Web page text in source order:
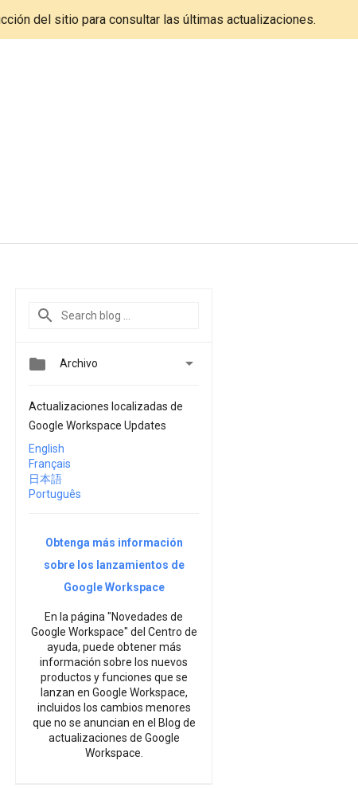
del sitio para consultar las últimas actualizaciones.
 Archivo 
Actualizaciones localizadas de
Google Workspace Updates
English
Français
日本語
Português
Obtenga más información
sobre los lanzamientos de
Google Workspace
En la página "Novedades de
Google Workspace" del Centro de
ayuda, puede obtener más
información sobre los nuevos
productos y funciones que se
lanzan en Google Workspace,
incluidos los cambios menores
que no se anuncian en el Blog de
actualizaciones de Google
Workspace.